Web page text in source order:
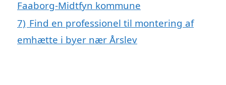
Faaborg-Midtfyn kommune
7) Find en professionel til montering af
emhætte i byer nær Årslev